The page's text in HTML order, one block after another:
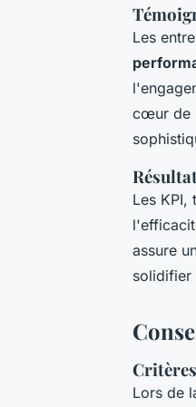
Les
cœur de
Les KPI,
assure
solidifier
Lors de